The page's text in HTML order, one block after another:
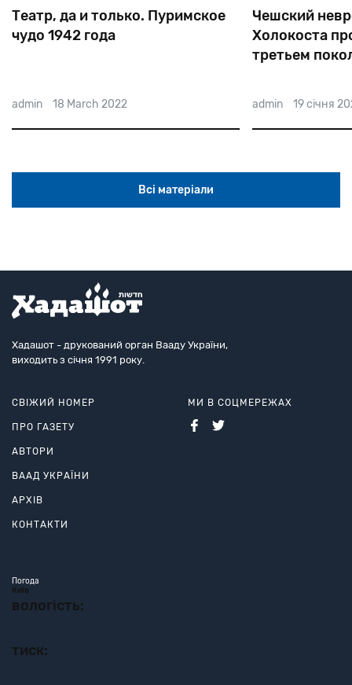
Чешский невролог: травма
Холокоста проявляется и в
admin 19 січня 2022
В Румынии
дипломата,
1200 евреев
admin 21 січня
Всі матеріали
Хадашот - друкований орган Вааду України,
виходить з січня 1991 року.
СВІЖИЙ НОМЕР
ПРО ГАЗЕТУ
АВТОРИ
ВААД УКРАЇНИ
АРХІВ
КОНТАКТИ
МИ В СОЦМЕРЕЖАХ
Погода
Київ
вологість:
тиск: